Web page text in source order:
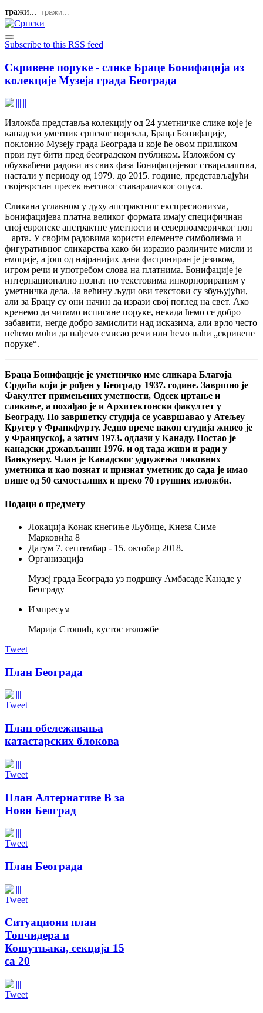
тражи...
Subscribe to this RSS feed
Скривене поруке - слике Браце Бонифација из
колекције Музеја града Београда
Изложба представља колекцију од 24 уметничке слике које је
канадски уметник српског порекла, Браца Бонифације,
поклонио Музеју града Београда и које ће овом приликом
први пут бити пред београдском публиком. Изложбом су
обухваћени радови из свих фаза Бонифацијевог стваралаштва,
настали у периоду од 1979. до 2015. године, представљајући
својеврстан пресек његовог ставаралачког опуса.
Сликана углавном у духу апстрактног експресионизма,
Бонифацијева платна великог формата имају специфичнан
спој европске апстрактне уметности и северноамеричког поп
– арта. У својим радовима користи елементе симболизма и
фигуративног сликарства како би изразио различите мисли и
емоције, а још од најранијих дана фасциниран је језиком,
игром речи и употребом слова на платнима. Бонифације је
интернационално познат по текстовима инкорпорираним у
уметничка дела. За већину људи ови текстови су збуњујући,
али за Брацу су они начин да изрази свој поглед на свет. Ако
кренемо да читамо исписане поруке, некада ћемо се добро
забавити, негде добро замислити над исказима, али врло често
нећемо моћи да нађемо смисао речи или ћемо наћи „скривене
поруке“.
Браца Бонифације је уметничко име сликара Благоја
Срдића који је рођен у Београду 1937. године. Завршио је
Факултет примењених уметности, Одсек цртање и
сликање, а похађао је и Архитектонски факултет у
Београду. По завршетку студија се усавршавао у Атељеу
Кругер у Франкфурту. Једно време након студија живео је
у Француској, а затим 1973. одлази у Канаду. Постао је
канадски држављанин 1976. и од тада живи и ради у
Ванкуверу. Члан је Канадског удружења ликовних
уметника и као познат и признат уметник до сада је имао
више од 50 самосталних и преко 70 групних изложби.
Подаци о предмету
Локација Конак кнегиње Љубице, Кнеза Симе
Марковића 8
Датум 7. септембар - 15. октобар 2018.
Организација
Музеј града Београда уз подршку Амбасаде Канаде у
Београду
Импресум
Марија Стошић, кустос изложбе
Tweet
План Београда
Tweet
План обележавања
катастарских блокова
Tweet
План Алтернативе В за
Нови Београд
Tweet
План Београда
Tweet
Ситуациони план
Топчидера и
Кошутњака, секција 15
са 20
Tweet